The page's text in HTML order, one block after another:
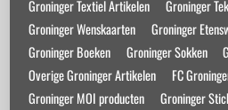
Groninger Textiel Artikelen
Groninger
Groninger Wenskaarten
Groninger
Groninger Boeken
Groninger Sokken
Overige Groninger Artikelen
FC
Groninger MOI producten
Groninger